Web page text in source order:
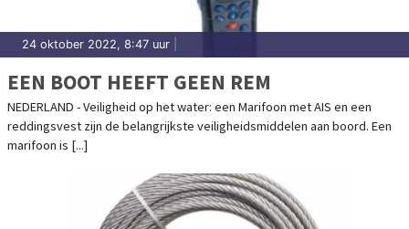
24 oktober 2022, 8:47 uur
EEN BOOT HEEFT GEEN REM
NEDERLAND - Veiligheid op het water: een Marifoon met AIS en een
reddingsvest zijn de belangrijkste veiligheidsmiddelen aan boord. Een
marifoon is [...]